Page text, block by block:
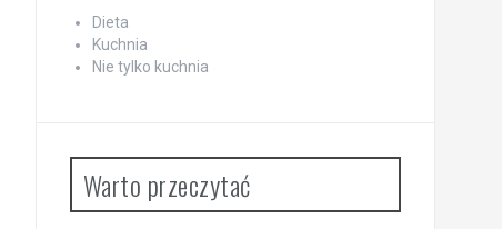
Dieta
Kuchnia
Nie tylko kuchnia
Warto przeczytać